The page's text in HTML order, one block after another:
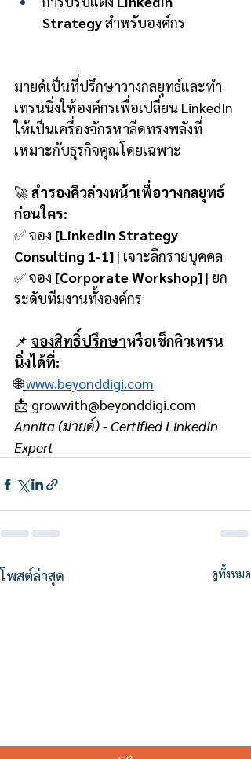
Strategy สำหรับองค์กร
มายด์เป็นที่ปรึกษาวางกลยุทธ์และทำ
เทรนนิ่งให้องค์กรเพื่อเปลี่ยน LinkedIn
ให้เป็นเครื่องจักรหาลีดทรงพลังที่
เหมาะกับธุรกิจคุณโดยเฉพาะ
🚀 สำรองคิวล่วงหน้าเพื่อวางกลยุทธ์
ก่อนใคร:
✅ จอง [LinkedIn Strategy
Consulting 1-1] | เจาะลึกรายบุคคล
✅ จอง [Corporate Workshop] | ยก
ระดับทีมงานทั้งองค์กร
📌 จองสิทธิ์ปรึกษาหรือเช็กคิวเทรน
นิ่งได้ที่:
🌐www.beyonddigi.com
📩 growwith@beyonddigi.com
Annita (มายด์) - Certified LinkedIn
Expert
โพสต์ล่าสุด ดูทั้งหมด